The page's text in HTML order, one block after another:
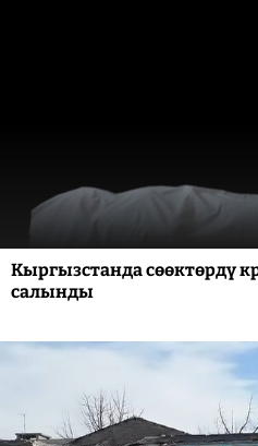
Кыргызстанда сөөктөрдү
салынды